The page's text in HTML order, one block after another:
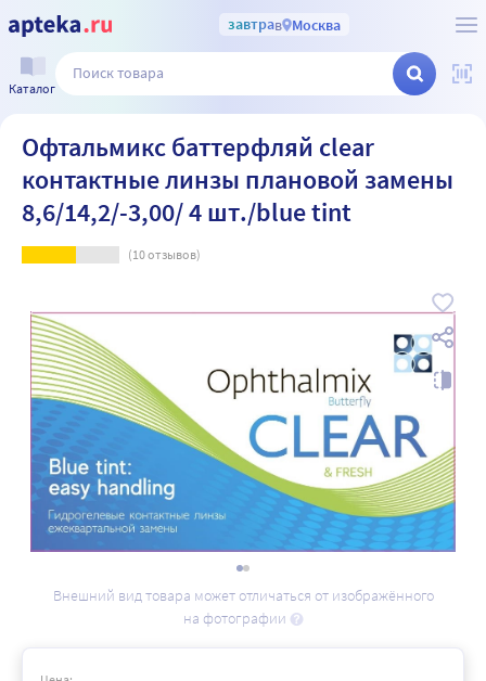
завтрав Москва
Каталог
Офтальмикс баттерфляй clear
контактные линзы плановой замены
8,6/14,2/-3,00/ 4 шт./blue tint
(10отзывов)
Внешний вид товара может отличаться от изображённого
на фотографии